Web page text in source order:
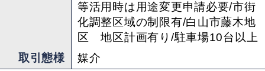
等活用時は用途変更申請必要/市街
化調整区域の制限有/白山市藤木地
区 地区計画有り/駐車場10台以上
取引態様
媒介